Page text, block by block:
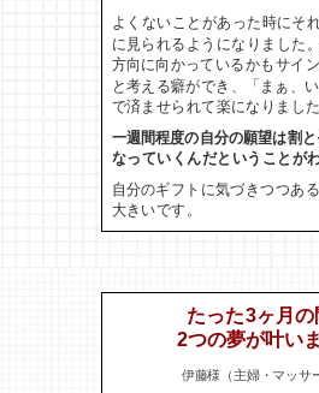
よくないことがあった時にそ
に見られるようになりました
方向に向かっているかもサイン
と考える癖ができ、「まぁ、い
で済ませられて楽になりました
一週間程度の自分の願望は割
なっていくんだということが
自分のギフトに気づきつつあ
大きいです。
たった3ヶ月の
2つの夢が叶い
伊藤様（主婦・マッサ